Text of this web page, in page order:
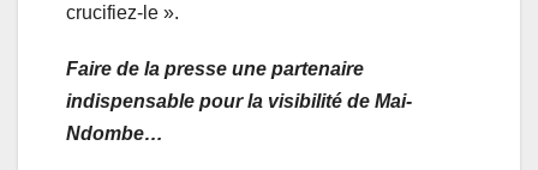
crucifiez-le ».
Faire de la presse une partenaire
indispensable pour la visibilité de Mai-
Ndombe…